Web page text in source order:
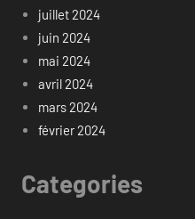
juillet 2024
juin 2024
mai 2024
avril 2024
mars 2024
février 2024
Categories